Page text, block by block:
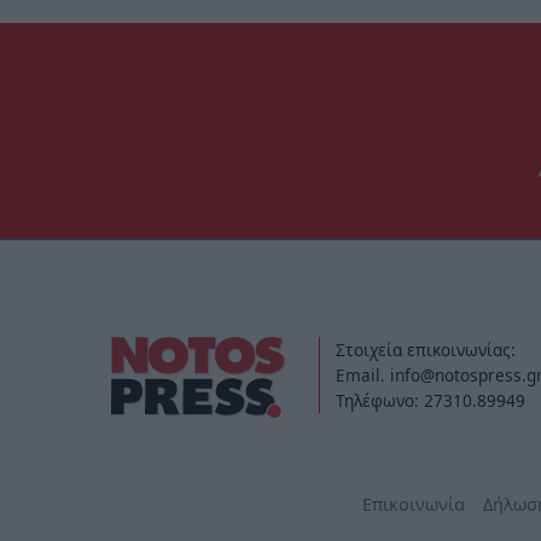
Στοιχεία επικοινωνίας:
Email. info@notospress.gr
Τηλέφωνο: 27310.89949
Επικοινωνία